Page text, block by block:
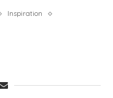
Inspiration